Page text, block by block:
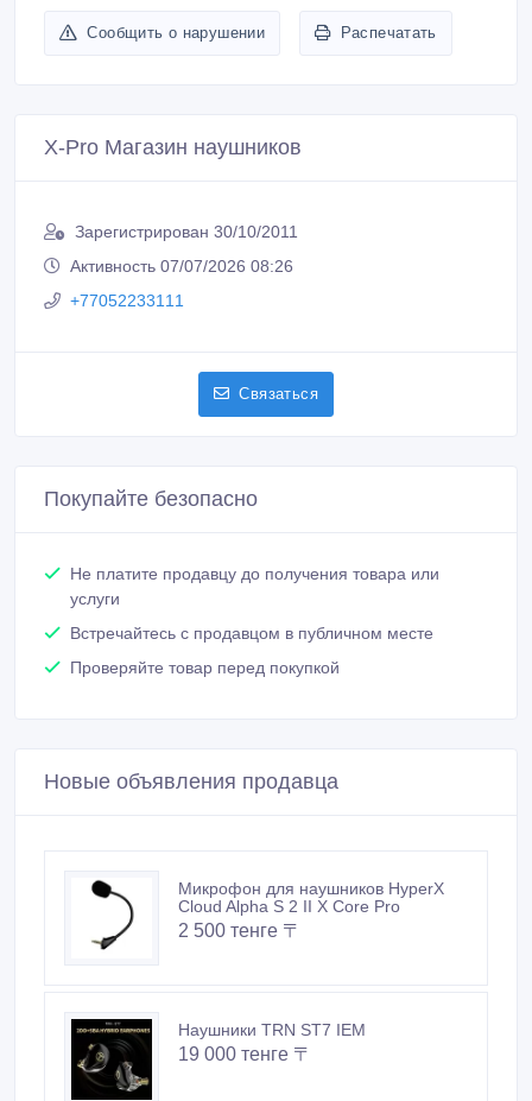
Сообщить о нарушении Распечатать
X-Pro Магазин наушников
Зарегистрирован 30/10/2011
Активность 07/07/2026 08:26
+77052233111
Связаться
Покупайте безопасно
Не платите продавцу до получения товара или
услуги
Встречайтесь с продавцом в публичном месте
Проверяйте товар перед покупкой
Новые объявления продавца
Микрофон для наушников HyperX
Cloud Alpha S 2 II X Core Pro
2 500 тенге 〒
Наушники TRN ST7 IEM
19 000 тенге 〒